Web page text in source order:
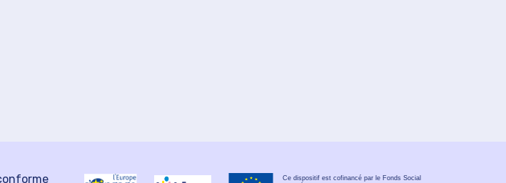
Ce dispositif est cofinancé par le Fonds Social